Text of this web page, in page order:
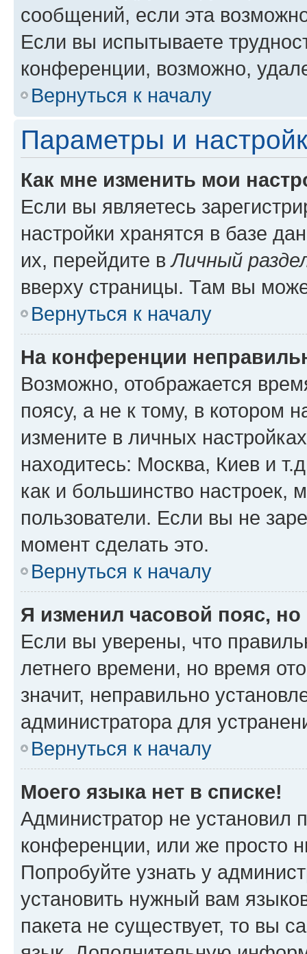
сообщений, если эта
Если вы испытываете
конференции, возможно,
Вернуться к началу
Параметры и
Как мне изменить мои
Если вы являетесь
настройки хранятся в базе
их, перейдите вЛичный
вверху страницы. Там вы
Вернуться к началу
На конференции
Возможно, отображается
поясу, а не к тому, в котором
измените в личных
находитесь: Москва, Киев и
как и большинство настроек,
пользователи. Если вы не
момент сделать это.
Вернуться к началу
Я изменил часовой пояс,
Если вы уверены, что
летнего времени, но время
значит, неправильно
администратора для
Вернуться к началу
Моего языка нет в списке!
Администратор не установил
конференции, или же просто
Попробуйте узнать у
установить нужный вам
пакета не существует, то вы